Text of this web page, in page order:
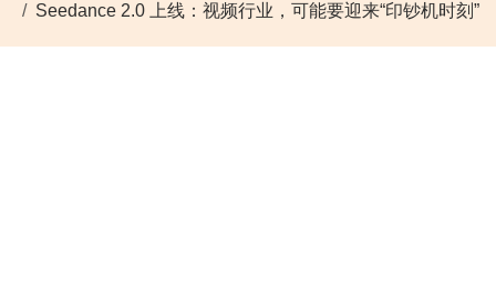
Seedance 2.0 上线：视频行业，可能要迎来“印钞机时刻”